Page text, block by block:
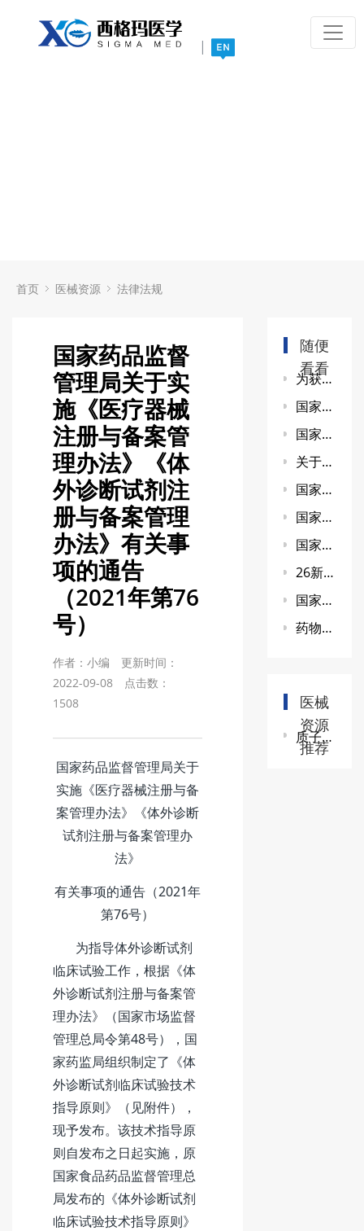
|
首页 医械资源 法律法规
国家药品监督
管理局关于实
施《医疗器械
注册与备案管
理办法》《体
外诊断试剂注
册与备案管理
办法》有关事
项的通告
（2021年第76
号）
作者：小编
更新时间：
2022-09-08
点击数：
1508
国家药品监督管理局关于
实施《医疗器械注册与备
案管理办法》《体外诊断
试剂注册与备案管理办
法》
有关事项的通告（2021年
第76号）
为指导体外诊断试剂
临床试验工作，根据《体
外诊断试剂注册与备案管
理办法》（国家市场监督
管理总局令第48号），国
家药监局组织制定了《体
外诊断试剂临床试验技术
指导原则》（见附件），
现予发布。该技术指导原
则自发布之日起实施，原
国家食品药品监督管理总
局发布的《体外诊断试剂
临床试验技术指导原则》
随便
看看
为获得相关药品和医疗器械在我国上市许可， 利用我国人类遗传资源开展国际合作 临床试验的行政审批流程
国家药监局综合司关于推荐医疗器械质量抽查检验复检机构的通知
国家药监局关于印发境内第三类和进口医疗器械注册审批操作规范的通知
关于新法规实施过渡期技术审评有关事宜的通告（2021年第14号）
国家药品监督管理局关于《体外诊断试剂注册管理办法（修订草案征求意见稿）》公开征求意见的通知
国家药监局综合司关于成立《医疗器械监督管理条例》宣讲团的通知
国家药品监督管理局关于《医疗器械经营监督管理办法（修订草案征求意见稿）》公开征求意见的通知
26新版药物GCP解读-第一条
国家药监局关于贯彻实施《医疗器械监督管理条例》有关事项的公告（2021年第76号）
药物临床试验质量管理规范（2026年修订）逐条解读(一)
医械
资源
推荐
质子/碳离子治疗系统技术审查指导原则